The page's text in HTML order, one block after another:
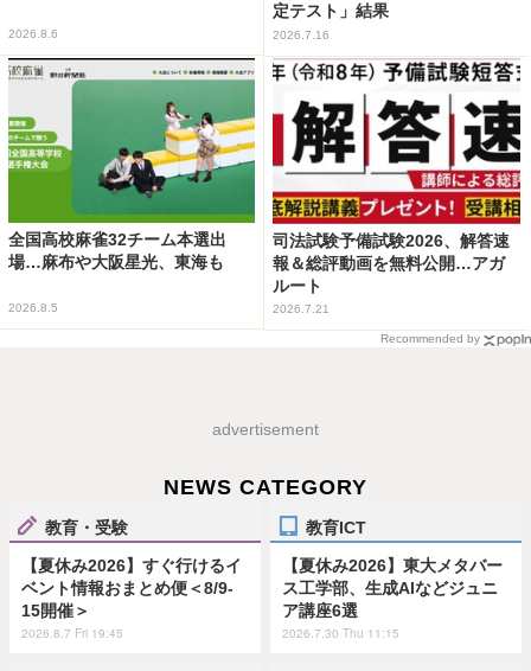
2026.8.6
定テスト」結果
2026.7.16
全国高校麻雀32チーム本選出
場…麻布や大阪星光、東海も
2026.8.5
司法試験予備試験2026、解答速
報＆総評動画を無料公開…アガ
ルート
2026.7.21
Recommended by
advertisement
NEWS CATEGORY
教育・受験
【夏休み2026】すぐ行けるイ
ベント情報おまとめ便＜8/9-
15開催＞
2026.8.7 Fri 19:45
教育ICT
【夏休み2026】東大メタバー
ス工学部、生成AIなどジュニ
ア講座6選
2026.7.30 Thu 11:15